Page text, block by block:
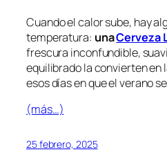
Cuando el calor sube, hay
temperatura: unaCerveza
frescura inconfundible,
equilibrado la convierten en
esos días en que el verano
(más…)
25 febrero, 2025